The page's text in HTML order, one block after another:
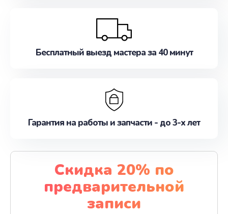
Бесплатный выезд мастера за 40 минут
Гарантия на работы и запчасти - до 3-х лет
Скидка 20% по
предварительной
записи